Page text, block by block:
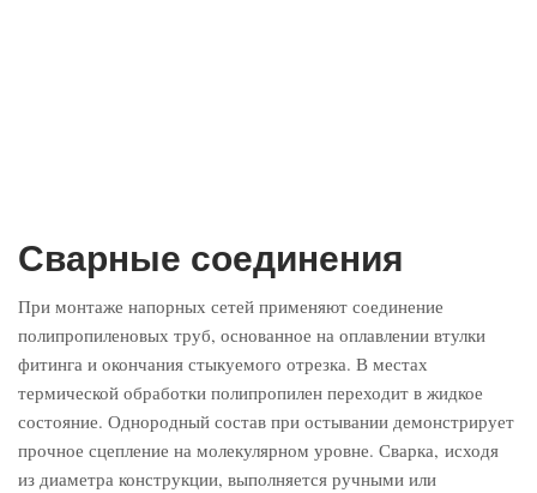
Сварные соединения
При монтаже напорных сетей применяют соединение
полипропиленовых труб, основанное на оплавлении втулки
фитинга и окончания стыкуемого отрезка. В местах
термической обработки полипропилен переходит в жидкое
состояние. Однородный состав при остывании демонстрирует
прочное сцепление на молекулярном уровне. Сварка, исходя
из диаметра конструкции, выполняется ручными или